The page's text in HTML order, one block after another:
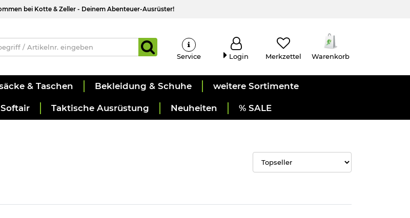
bei Kotte & Zeller - Deinem Abenteuer-Ausrüster!
Service Login Merkzettel Warenkorb
& Taschen Bekleidung & Schuhe weitere Sortimente
Softair Taktische Ausrüstung Neuheiten % SALE